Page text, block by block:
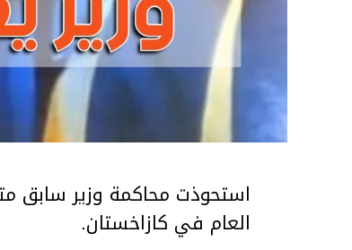
استحوذت محاكمة وزير سابق
العام في كازاخستان.